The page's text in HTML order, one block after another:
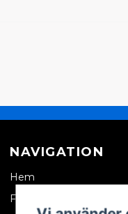
NAVIGATION
Hem
Företagskund